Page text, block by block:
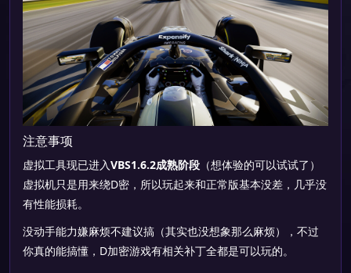
注意事项
虚拟工具现已进入VBS1.6.2成熟阶段 （想体验的可以试试了）
虚拟机只是用来绕D密，所以玩起来和正常版基本没差，几乎没
有性能损耗。
没动手能力嫌麻烦不建议搞（其实也没想象那么麻烦），不过
你真的能搞懂，D加密游戏有相关补丁全都是可以玩的。